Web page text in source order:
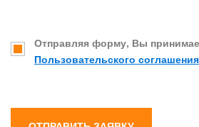
Отправляя форму, Вы
Пользовательского соглашения